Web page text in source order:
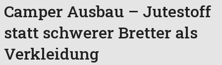
Camper Ausbau – Jutestoff
statt schwerer Bretter als
Verkleidung